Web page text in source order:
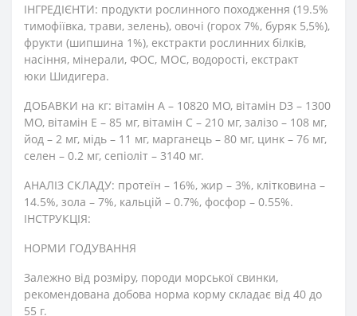
ІНГРЕДІЄНТИ: продукти рослинного походження (19.5%
тимофіївка, трави, зелень), овочі (горох 7%, буряк 5,5%),
фрукти (шипшина 1%), екстракти рослинних білків,
насіння, мінерали, ФОС, МОС, водорості, екстракт
юки Шидигера.
ДОБАВКИ на кг: вітамін А – 10820 МО, вітамін D3 – 1300
МО, вітамін Е – 85 мг, вітамін С – 210 мг, залізо – 108 мг,
йод – 2 мг, мідь – 11 мг, марганець – 80 мг, цинк – 76 мг,
селен – 0.2 мг, сепіоліт – 3140 мг.
АНАЛІЗ СКЛАДУ: протеїн – 16%, жир – 3%, клітковина –
14.5%, зола – 7%, кальцій – 0.7%, фосфор – 0.55%.
ІНСТРУКЦІЯ:
НОРМИ ГОДУВАННЯ
Залежно від розміру, породи морської свинки,
рекомендована добова норма корму складає від 40 до
55 г.